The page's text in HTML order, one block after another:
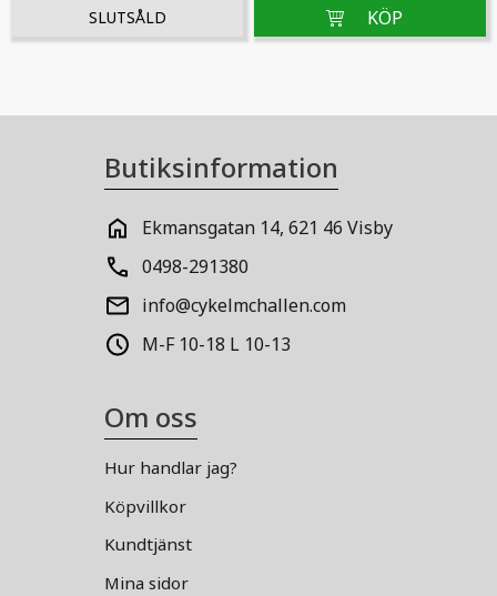
Butiksinformation
Ekmansgatan 14, 621 46 Visby
0498-291380
info@cykelmchallen.com
M-F 10-18 L 10-13
Om oss
Hur handlar jag?
Köpvillkor
Kundtjänst
Mina sidor